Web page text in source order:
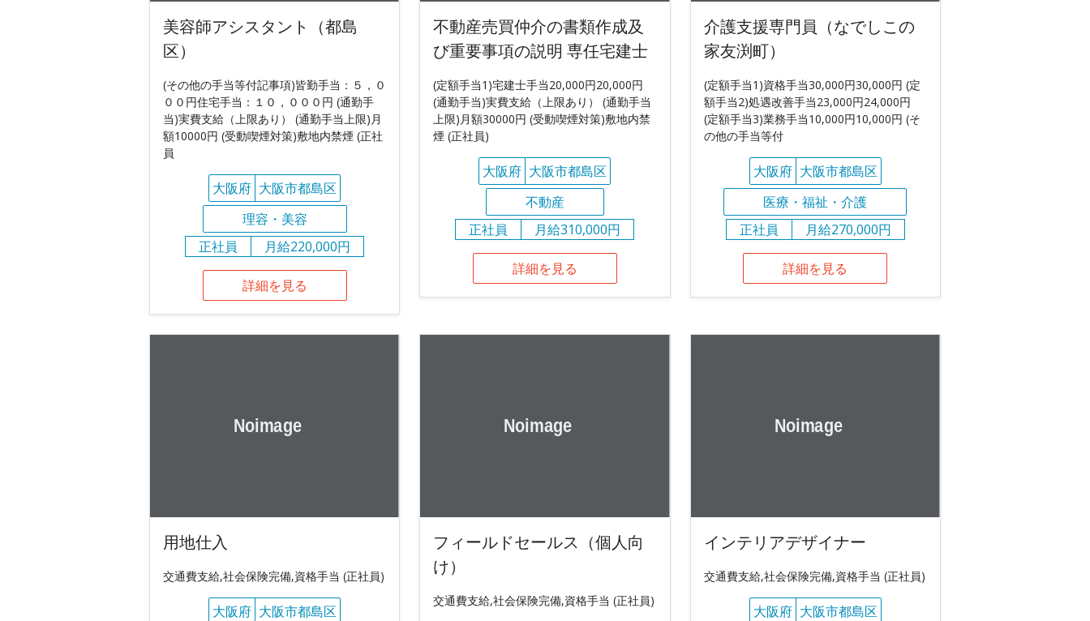
美容師アシスタント（都島
区）
(その他の手当等付記事項)皆勤手当：５，０
００円住宅手当：１０，０００円 (通勤手
当)実費支給（上限あり） (通勤手当上限)月
額10000円 (受動喫煙対策)敷地内禁煙 (正社
員
大阪府 大阪市都島区
理容・美容
正社員
月給220,000円
詳細を見る
不動産売買仲介の書類作成及
び重要事項の説明 専任宅建士
(定額手当1)宅建士手当20,000円20,000円
(通勤手当)実費支給（上限あり） (通勤手当
上限)月額30000円 (受動喫煙対策)敷地内禁
煙 (正社員)
大阪府 大阪市都島区
不動産
正社員
月給310,000円
詳細を見る
介護支援専門員（なでしこの
家友渕町）
(定額手当1)資格手当30,000円30,000円 (定
額手当2)処遇改善手当23,000円24,000円
(定額手当3)業務手当10,000円10,000円 (そ
の他の手当等付
大阪府 大阪市都島区
医療・福祉・介護
正社員
月給270,000円
詳細を見る
用地仕入
交通費支給,社会保険完備,資格手当 (正社員)
大阪府 大阪市都島区
フィールドセールス（個人向
け）
交通費支給,社会保険完備,資格手当 (正社員)
インテリアデザイナー
交通費支給,社会保険完備,資格手当 (正社員)
大阪府 大阪市都島区